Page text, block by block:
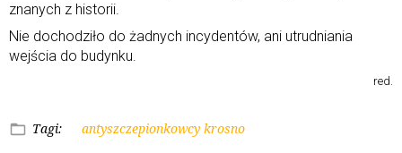
znanych z historii.
Nie dochodziło do żadnych incydentów, ani utrudniania
wejścia do budynku.
red.
Tagi: antyszczepionkowcy krosno